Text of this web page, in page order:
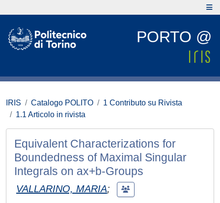
PORTO @
IRIS Catalogo POLITO
1 Contributo su Rivista
1.1 Articolo in rivista
Equivalent Characterizations for
Boundedness of Maximal Singular
Integrals on ax+b-Groups
VALLARINO, MARIA;